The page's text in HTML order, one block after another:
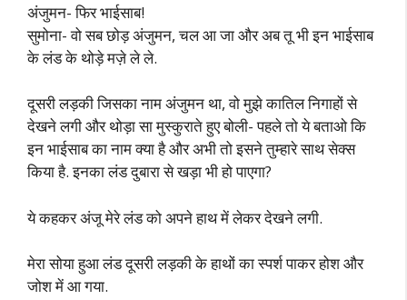
अंजुमन- फिर भाईसाब!
सुमोना- वो सब छोड़ अंजुमन, चल आ जा और अब तू भी इन भाईसाब
के लंड के थोड़े मज़े ले ले.
दूसरी लड़की जिसका नाम अंजुमन था, वो मुझे कातिल निगाहों से
देखने लगी और थोड़ा सा मुस्कुराते हुए बोली- पहले तो ये बताओ कि
इन भाईसाब का नाम क्या है और अभी तो इसने तुम्हारे साथ सेक्स
किया है. इनका लंड दुबारा से खड़ा भी हो पाएगा?
ये कहकर अंजू मेरे लंड को अपने हाथ में लेकर देखने लगी.
मेरा सोया हुआ लंड दूसरी लड़की के हाथों का स्पर्श पाकर होश और
जोश में आ गया.